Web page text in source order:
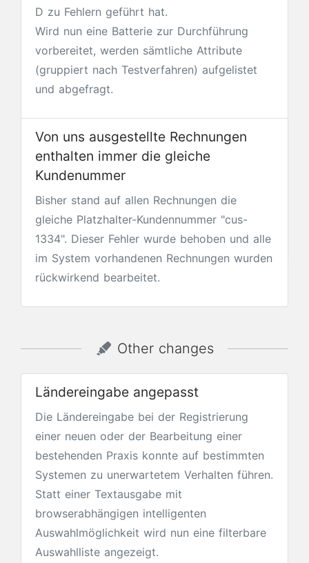
D zu Fehlern geführt hat.
Wird nun eine Batterie zur Durchführung
vorbereitet, werden sämtliche Attribute
(gruppiert nach Testverfahren) aufgelistet
und abgefragt.
Von uns ausgestellte Rechnungen
enthalten immer die gleiche
Kundenummer
Bisher stand auf allen Rechnungen die
gleiche Platzhalter-Kundennummer "cus-
1334". Dieser Fehler wurde behoben und alle
im System vorhandenen Rechnungen wurden
rückwirkend bearbeitet.
Other changes
Ländereingabe angepasst
Die Ländereingabe bei der Registrierung
einer neuen oder der Bearbeitung einer
bestehenden Praxis konnte auf bestimmten
Systemen zu unerwartetem Verhalten führen.
Statt einer Textausgabe mit
browserabhängigen intelligenten
Auswahlmöglichkeit wird nun eine filterbare
Auswahlliste angezeigt.